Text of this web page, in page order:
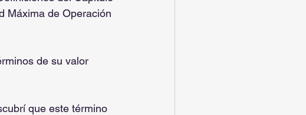
Máxima de Operación
de su valor
que este término